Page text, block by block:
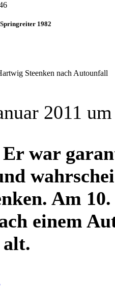
1982
Steenken nach Autounfall
2011
Er war
Am
einem